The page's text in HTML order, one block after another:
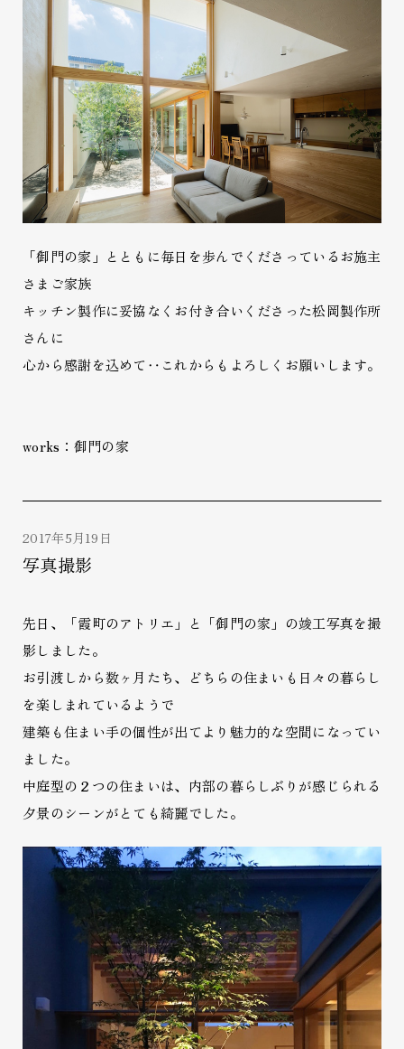
「御門の家」とともに毎日を歩んでくださっているお施主
さまご家族
キッチン製作に妥協なくお付き合いくださった松岡製作所
さんに
心から感謝を込めて‥これからもよろしくお願いします。
works：御門の家
2017年5月19日
写真撮影
先日、「霞町のアトリエ」と「御門の家」の竣工写真を撮
影しました。
お引渡しから数ヶ月たち、どちらの住まいも日々の暮らし
を楽しまれているようで
建築も住まい手の個性が出てより魅力的な空間になってい
ました。
中庭型の２つの住まいは、内部の暮らしぶりが感じられる
夕景のシーンがとても綺麗でした。